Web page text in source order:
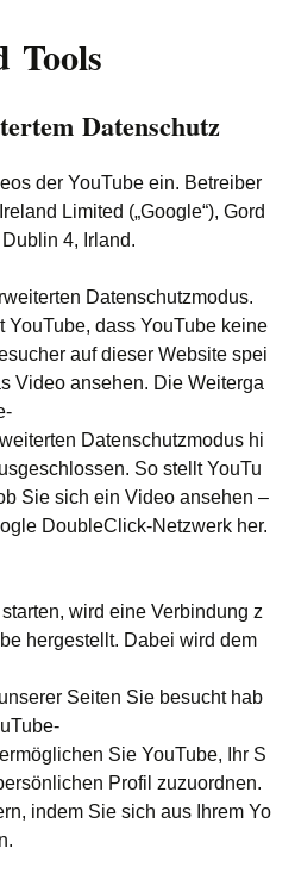
Tools
Datenschutz
der YouTube ein. Betreiber
Limited („Google“), Gord
4, Irland.
Datenschutzmodus.
YouTube, dass YouTube keine
auf dieser Website spei
Video ansehen. Die Weiterga
Datenschutzmodus hi
So stellt YouTu
Sie sich ein Video ansehen –
DoubleClick-Netzwerk her.
wird eine Verbindung z
hergestellt. Dabei wird dem
Seiten Sie besucht hab
Sie YouTube, Ihr S
Profil zuzuordnen.
indem Sie sich aus Ihrem Yo